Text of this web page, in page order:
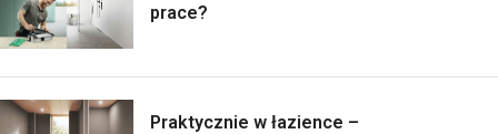
prace?
Praktycznie w łazience –